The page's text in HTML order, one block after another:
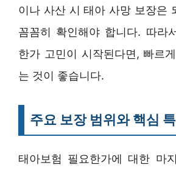
이나 사산 시 태아 사망 보장은
꼼꼼히 확인해야 합니다. 따라
한가 고민이 시작된다면, 빠르
는 것이 좋습니다.
주요 보장 범위와 핵심
태아보험 필요한가에 대한 마